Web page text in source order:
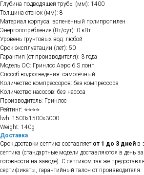
Глубина подводящей трубы (мм): 1400
Толщина стенок (мм): 8
Материал корпуса: вспененный полипропилен
Энергопотребление (Вт/сут): 0 кВт
Уровень грунтовых вод: любой
Срок эксплуатации (лет): 50
Гарантия (от производителя): 3 года
Модель ОС: Гринлос Аэро 6 S лонг
Способ водоотведения: самотёчный
Количество компрессоров: без компрессора
Количество насосов: без насоса
Производитель: Гринлос
Рейтинг: ⭐⭐⭐⭐
lwh: 1500x1500x3000
Weight: 140g
Доставка
Срок доставки септика составляет от 1 до 3 дней в
септика (стандартные модели доставляются в день
готовности на заводе). С септиком так же
сертификаты, гарантийный талон от производителя.